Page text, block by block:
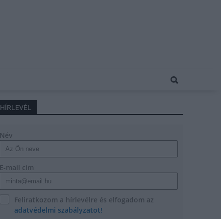
HÍRLEVÉL
Név
E-mail cím
Feliratkozom a hírlevélre és elfogadom az
adatvédelmi szabályzatot!